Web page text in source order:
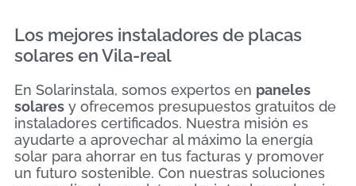
Los mejores instaladores de placas
solares en Vila-real
En Solarinstala, somos expertos en paneles
solares y ofrecemos presupuestos gratuitos de
instaladores certificados. Nuestra misión es
ayudarte a aprovechar al máximo la energía
solar para ahorrar en tus facturas y promover
un futuro sostenible. Con nuestras soluciones